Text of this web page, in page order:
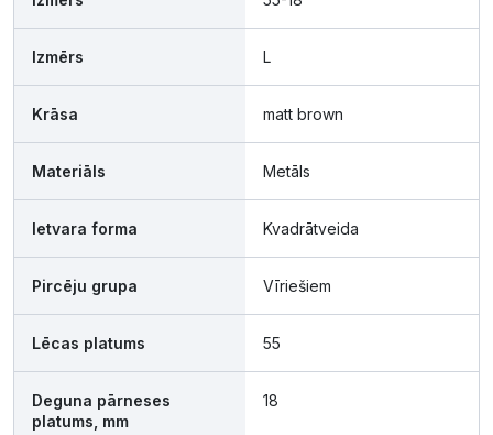
Izmērs L
Krāsa matt brown
Materiāls Metāls
Ietvara forma Kvadrātveida
Pircēju grupa Vīriešiem
Lēcas platums 55
Deguna pārneses
platums, mm
18